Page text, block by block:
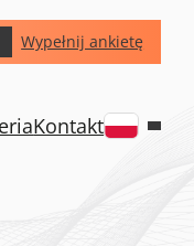
Wypełnij ankietę
Kontakt